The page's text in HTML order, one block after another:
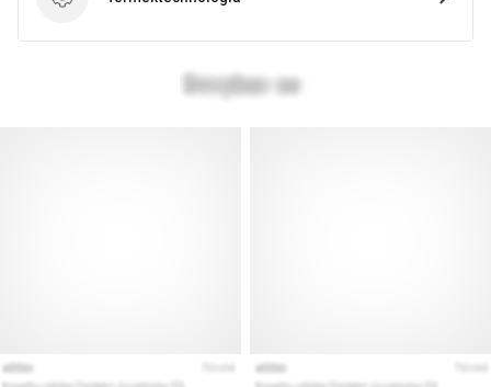
Terméktechnológia